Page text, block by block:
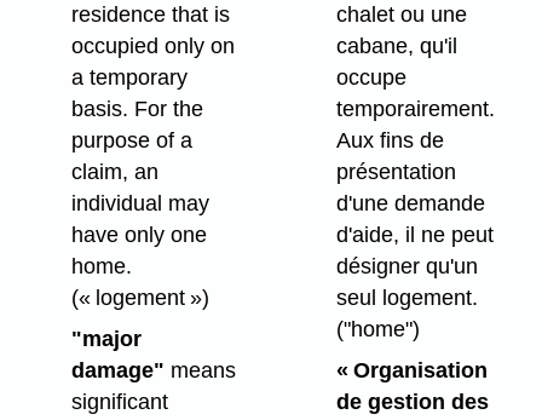
residence that is
occupied only on
a temporary
basis. For the
purpose of a
claim, an
individual may
have only one
home.
(« logement »)
"major
damage" means
significant
chalet ou une
cabane, qu'il
occupe
temporairement.
Aux fins de
présentation
d'une demande
d'aide, il ne peut
désigner qu'un
seul logement.
("home")
« Organisation
de gestion des